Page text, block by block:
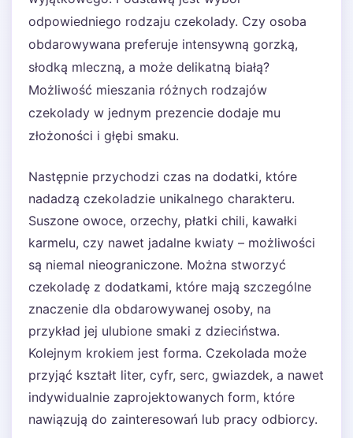
odpowiedniego rodzaju czekolady. Czy osoba
obdarowywana preferuje intensywną gorzką,
słodką mleczną, a może delikatną białą?
Możliwość mieszania różnych rodzajów
czekolady w jednym prezencie dodaje mu
złożoności i głębi smaku.
Następnie przychodzi czas na dodatki, które
nadadzą czekoladzie unikalnego charakteru.
Suszone owoce, orzechy, płatki chili, kawałki
karmelu, czy nawet jadalne kwiaty – możliwości
są niemal nieograniczone. Można stworzyć
czekoladę z dodatkami, które mają szczególne
znaczenie dla obdarowywanej osoby, na
przykład jej ulubione smaki z dzieciństwa.
Kolejnym krokiem jest forma. Czekolada może
przyjąć kształt liter, cyfr, serc, gwiazdek, a nawet
indywidualnie zaprojektowanych form, które
nawiązują do zainteresowań lub pracy odbiorcy.